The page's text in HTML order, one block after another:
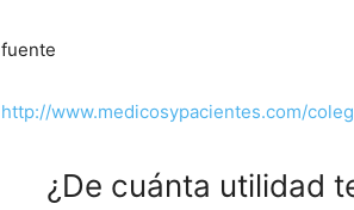
fuente
http://www.medicosypacientes.com/
¿De cuánta utilidad